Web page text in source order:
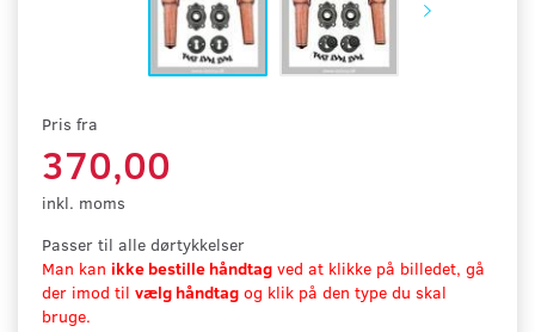
Pris fra
370,00
inkl. moms
Passer til alle dørtykkelser
Man kan ikke bestille håndtag ved at klikke på billedet, gå
der imod til vælg håndtag og klik på den type du skal
bruge.